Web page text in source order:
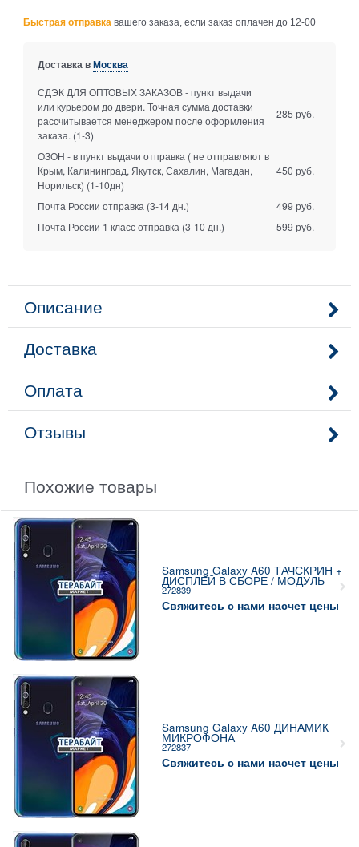
Быстрая отправка вашего заказа, если заказ оплачен до 12-00
Доставка вМосква
СДЭК ДЛЯ ОПТОВЫХ ЗАКАЗОВ - пункт выдачи
или курьером до двери. Точная сумма доставки
рассчитывается менеджером после оформления
заказа. (1-3)
285 руб.
ОЗОН - в пункт выдачи отправка ( не отправляют в
Крым, Калининград, Якутск, Сахалин, Магадан,
Норильск) (1-10дн)
450 руб.
Почта России отправка (3-14 дн.)
499 руб.
Почта России 1 класс отправка (3-10 дн.) 599 руб.
Описание
Доставка
Оплата
Отзывы
Похожие товары
Samsung Galaxy A60 ТАЧСКРИН +
ДИСПЛЕЙ В СБОРЕ / МОДУЛЬ
272839
Свяжитесь с нами насчет цены
Samsung Galaxy A60 ДИНАМИК
МИКРОФОНА
272837
Свяжитесь с нами насчет цены